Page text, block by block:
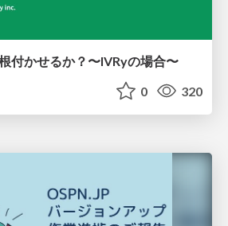
付かせるか？〜IVRyの場合〜
0 320